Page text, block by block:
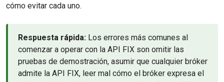
cómo evitar cada uno.
Respuesta rápida: Los errores más comunes al
comenzar a operar con la API FIX son omitir las
pruebas de demostración, asumir que cualquier bróker
admite la API FIX, leer mal cómo el bróker expresa el